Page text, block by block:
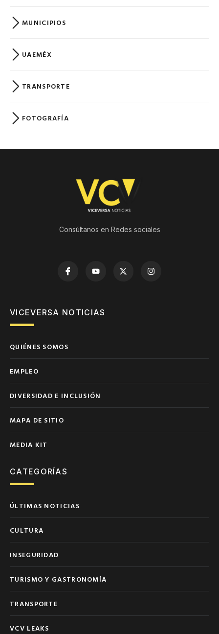
MUNICIPIOS
UAEMÉX
TRANSPORTE
FOTOGRAFÍA
Consúltanos en Redes sociales
VICEVERSA NOTICIAS
QUIÉNES SOMOS
EMPLEO
DIVERSIDAD E INCLUSIÓN
MAPA DE SITIO
MEDIA KIT
CATEGORÍAS
ÚLTIMAS NOTICIAS
CULTURA
INSEGURIDAD
TURISMO Y GASTRONOMÍA
TRANSPORTE
VCV LEAKS